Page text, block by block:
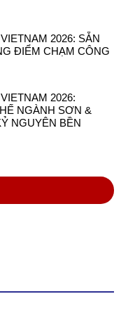
2026: SẴN
ĐIỂM CHẠM CÔNG
2026:
NGÀNH SƠN &
NGUYÊN BỀN